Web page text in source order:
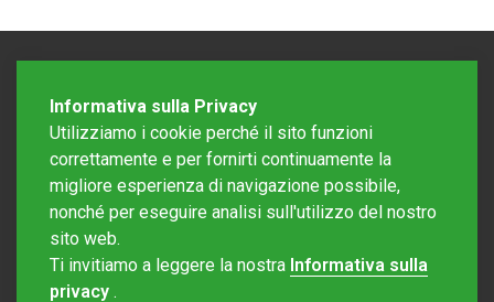
Editore Rotostampa SA
Informativa sulla Privacy
Utilizziamo i cookie perché il sito funzioni
correttamente e per fornirti continuamente la
migliore esperienza di navigazione possibile,
nonché per eseguire analisi sull'utilizzo del nostro
sito web.
Ti invitiamo a leggere la nostra Informativa sulla
privacy .